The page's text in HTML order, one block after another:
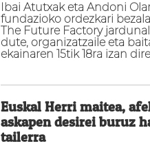
Ibai Atutxak eta Andoni
fundazioko ordezkari
The Future Factory
dute, organizatzaile eta
ekainaren 15tik 18ra izan
Euskal Herri maitea,
askapen desirei buruz
tailerra